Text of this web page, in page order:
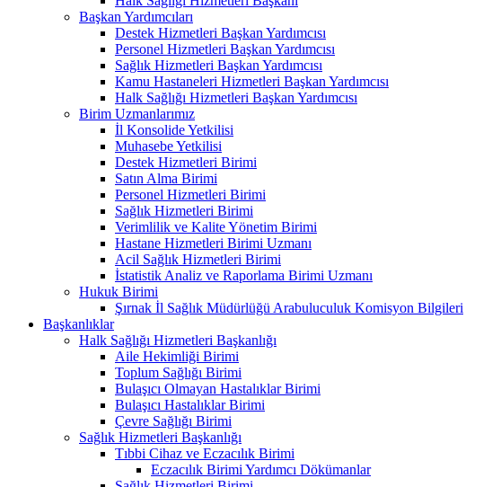
Başkan Yardımcıları
Destek Hizmetleri Başkan Yardımcısı
Personel Hizmetleri Başkan Yardımcısı
Sağlık Hizmetleri Başkan Yardımcısı
Kamu Hastaneleri Hizmetleri Başkan Yardımcısı
Halk Sağlığı Hizmetleri Başkan Yardımcısı
Birim Uzmanlarımız
İl Konsolide Yetkilisi
Muhasebe Yetkilisi
Destek Hizmetleri Birimi
Satın Alma Birimi
Personel Hizmetleri Birimi
Sağlık Hizmetleri Birimi
Verimlilik ve Kalite Yönetim Birimi
Hastane Hizmetleri Birimi Uzmanı
Acil Sağlık Hizmetleri Birimi
İstatistik Analiz ve Raporlama Birimi Uzmanı
Hukuk Birimi
Şırnak İl Sağlık Müdürlüğü Arabuluculuk Komisyon Bilgileri
Başkanlıklar
Halk Sağlığı Hizmetleri Başkanlığı
Aile Hekimliği Birimi
Toplum Sağlığı Birimi
Bulaşıcı Olmayan Hastalıklar Birimi
Bulaşıcı Hastalıklar Birimi
Çevre Sağlığı Birimi
Sağlık Hizmetleri Başkanlığı
Tıbbi Cihaz ve Eczacılık Birimi
Eczacılık Birimi Yardımcı Dökümanlar